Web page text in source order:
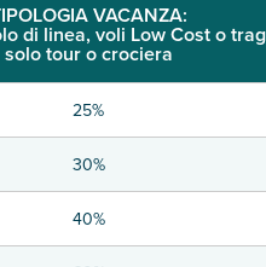
VACANZA:
di linea, voli Low Cost o
solo tour o crociera
25%
30%
40%